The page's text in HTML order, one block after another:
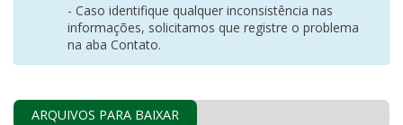
- Caso identifique qualquer inconsistência nas
informações, solicitamos que registre o problema
na aba Contato.
ARQUIVOS PARA BAIXAR